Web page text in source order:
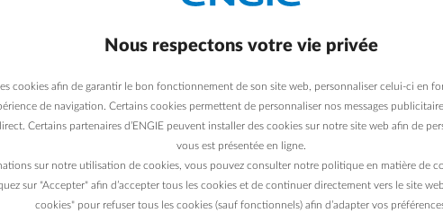
NOM *
E-MAIL *
Nous respectons votre vie privée
cookies afin de garantir le bon fonctionnement de son site web, personnaliser celui-ci en
de navigation. Certains cookies permettent de personnaliser nos messages
Certains partenaires d’ENGIE peuvent installer des cookies sur notre site web afin de
vous est présentée en ligne.
sur notre utilisation de cookies, vous pouvez consulter notre politique en matière de
sur "Accepter" afin d’accepter tous les cookies et de continuer directement vers le site
cookies" pour refuser tous les cookies (sauf fonctionnels) afin d’adapter vos